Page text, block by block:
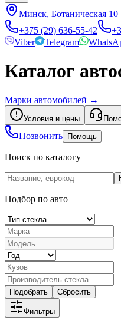
Минск, Ботаническая 10
+375 (29) 636-55-42
Viber
Telegram
Каталог
Марки автомобилей →
Условия и цены
Позвонить Помощь
Поиск по каталогу
Подбор по авто
Подобрать Сбросить
Фильтры